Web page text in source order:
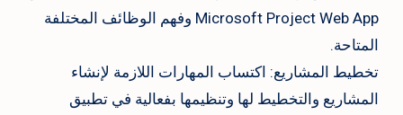
Microsoft Project Web App وفهم الوظائف المختلفة
المتاحة.
تخطيط المشاريع: اكتساب المهارات اللازمة لإنشاء
المشاريع والتخطيط لها وتنظيمها بفعالية في تطبيق